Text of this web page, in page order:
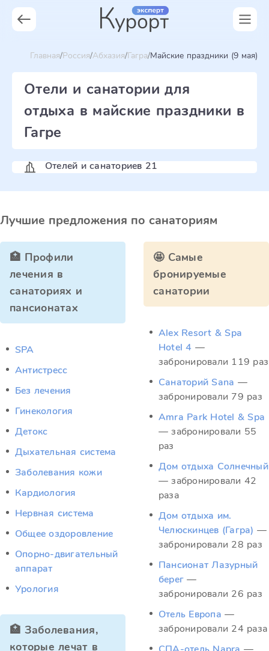
Главная Россия Абхазия Гагра Майские праздники (9 мая)
Отели и санатории для
отдыха в майские праздники в
Гагре
Отелей и санаториев 21
Лучшие предложения по санаториям
🏥 Профили
лечения в
санаториях и
пансионатах
SPA
Антистресс
Без лечения
Гинекология
Детокс
Дыхательная система
Заболевания кожи
Кардиология
Нервная система
Общее оздоровление
Опорно-двигательный
аппарат
Урология
🏥 Заболевания,
которые лечат в
🤩 Самые
бронируемые
санатории
Alex Resort & Spa
Hotel 4 —
забронировали 119 раз
Санаторий Sana —
забронировали 79 раз
Amra Park Hotel & Spa
— забронировали 55
раз
Дом отдыха Солнечный
— забронировали 42
раза
Дом отдыха им.
Челюскинцев (Гагра) —
забронировали 28 раз
Пансионат Лазурный
берег —
забронировали 26 раз
Отель Европа —
забронировали 24 раза